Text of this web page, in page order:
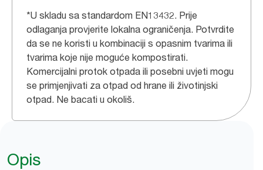
*U skladu sa standardom EN13432. Prije
odlaganja provjerite lokalna ograničenja. Potvrdite
da se ne koristi u kombinaciji s opasnim tvarima ili
tvarima koje nije moguće kompostirati.
Komercijalni protok otpada ili posebni uvjeti mogu
se primjenjivati za otpad od hrane ili životinjski
otpad. Ne bacati u okoliš.
Opis